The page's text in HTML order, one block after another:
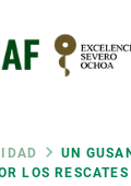
UN
LOS RESCATES